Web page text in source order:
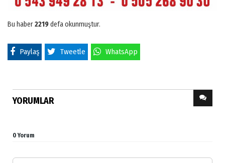
Bu haber2219defa okunmuştur.
Paylaş Tweetle WhatsApp
YORUMLAR
0 Yorum